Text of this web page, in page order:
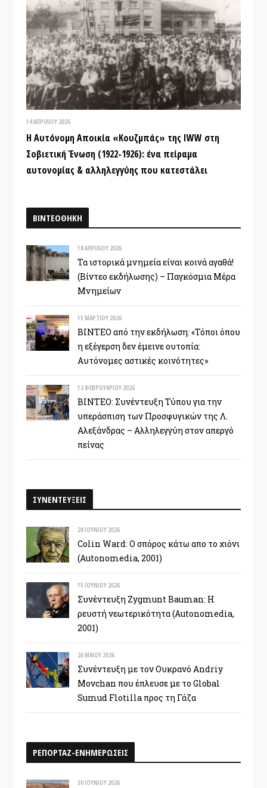
14 ΑΠΡΙΛΊΟΥ 2026
Η Αυτόνομη Αποικία «Κουζμπάς» της IWW στη
Σοβιετική Ένωση (1922-1926): ένα πείραμα
αυτονομίας & αλληλεγγύης που κατεστάλει
ΒΙΝΤΕΟΘΗΚΗ
18 ΑΠΡΙΛΊΟΥ 2026
Τα ιστορικά μνημεία είναι κοινά αγαθά!
(Βίντεο εκδήλωσης) – Παγκόσμια Μέρα
Μνημείων
15 ΜΑΡΤΊΟΥ 2026
ΒΙΝΤΕΟ από την εκδήλωση: «Τόποι όπου
η εξέγερση δεν έμεινε ουτοπία:
Αυτόνομες αστικές κοινότητες»
12 ΦΕΒΡΟΥΑΡΊΟΥ 2026
ΒΙΝΤΕΟ: Συνέντευξη Τύπου για την
υπεράσπιση των Προσφυγικών της Λ.
Αλεξάνδρας – Αλληλεγγύη στον απεργό
πείνας
ΣΥΝΕΝΤΕΥΞΕΙΣ
28 ΙΟΥΝΊΟΥ 2026
Colin Ward: Ο σπόρος κάτω απο το χιόνι
(Autonomedia, 2001)
15 ΙΟΥΝΊΟΥ 2026
Συνέντευξη Zygmunt Bauman: Η
ρευστή νεωτερικότητα (Autonomedia,
2001)
26 ΜΑΪ́ΟΥ 2026
Συνέντευξη με τον Ουκρανό Andriy
Movchan που έπλευσε με το Global
Sumud Flotilla προς τη Γάζα
ΡΕΠΟΡΤΑΖ-ΕΝΗΜΕΡΩΣΕΙΣ
30 ΙΟΥΝΊΟΥ 2026